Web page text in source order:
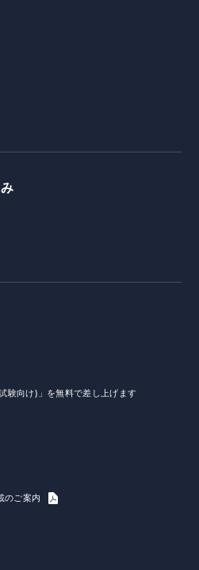
験向け)」を無料で差し上げます
のご案内